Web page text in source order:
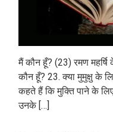
मैं कौन हूँ? (23) रमण
कौन हूँ? 23. क्या मुमुक्षु के
कहते हैं कि मुक्ति पाने के
उनके […]